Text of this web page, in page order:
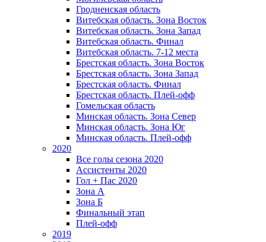
Гродненская область
Витебская область. Зона Восток
Витебская область. Зона Запад
Витебская область. Финал
Витебская область. 7-12 места
Брестская область. Зона Восток
Брестская область. Зона Запад
Брестская область. Финал
Брестская область. Плей-офф
Гомельская область
Минская область. Зона Север
Минская область. Зона Юг
Минская область. Плей-офф
2020
Все голы сезона 2020
Ассистенты 2020
Гол + Пас 2020
Зона А
Зона Б
Финальный этап
Плей-офф
2019